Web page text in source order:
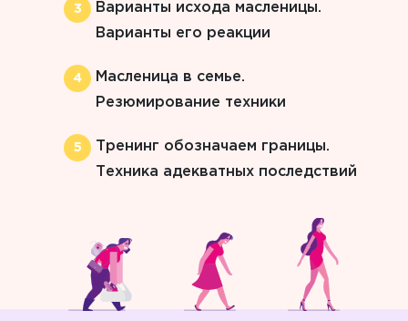
Варианты исхода масленицы.
Варианты его реакции
Масленица в семье.
Резюмирование техники
Тренинг обозначаем границы.
Техника адекватных последствий